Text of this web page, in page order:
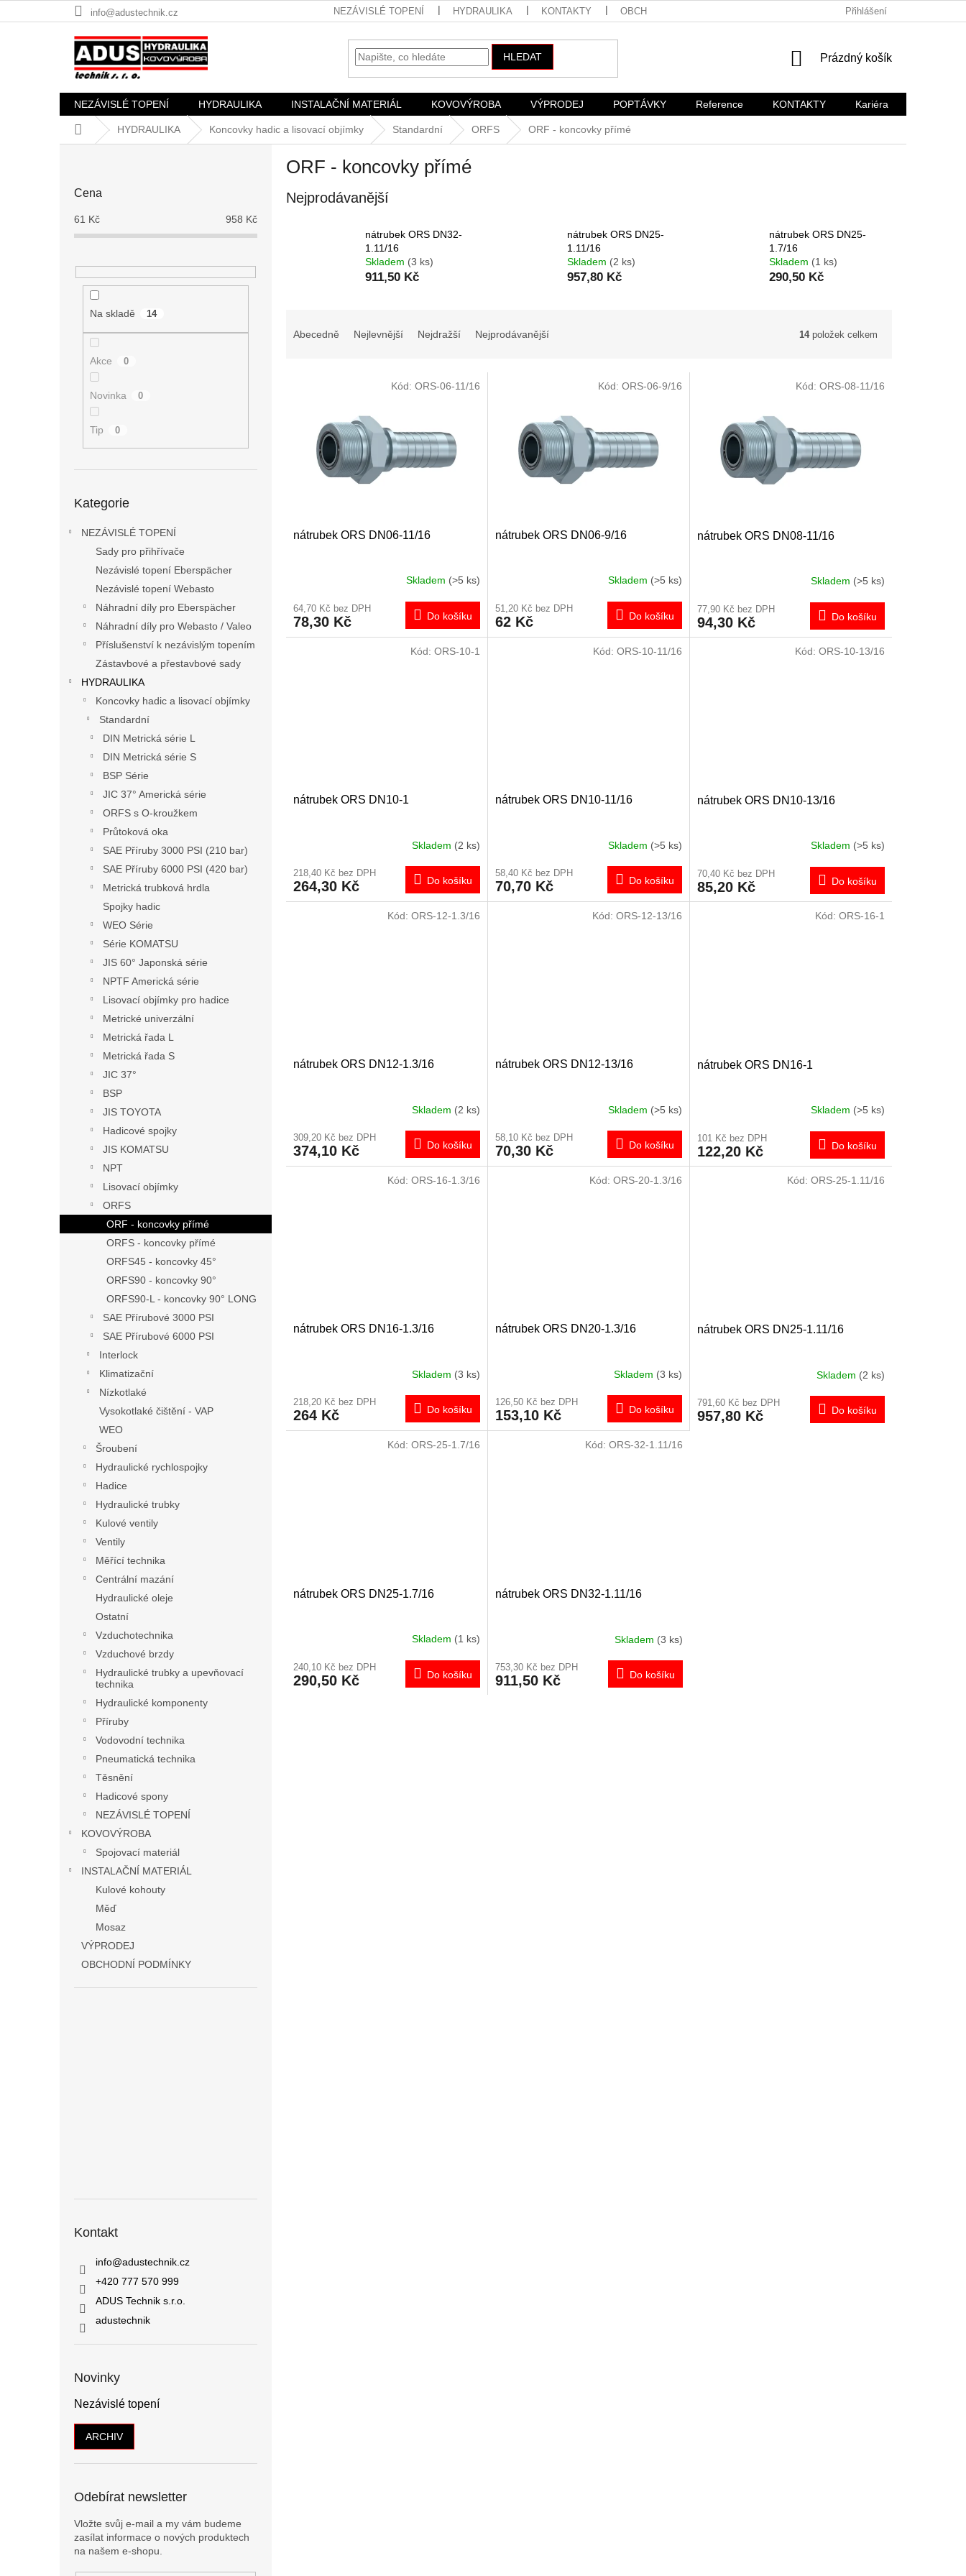
na
info@adustechnik.cz NEZÁVISLÉ TOPENÍ HYDRAULIKA KONTAKTY OBCHODNÍ PODMÍNKY Přihlášení
HLEDAT
NÁKUPNÍ
Prázdný košík
NEZÁVISLÉ TOPENÍ HYDRAULIKA INSTALAČNÍ MATERIÁL KOVOVÝROBA VÝPRODEJ POPTÁVKY Reference KONTAKTY Kariéra
Domů HYDRAULIKA Koncovky hadic a lisovací objímky Standardní ORFS ORF - koncovky přímé
Cena
61 Kč 958 Kč
Na skladě 14
Akce 0
Novinka 0
Tip 0
kategorie
Kategorie
NEZÁVISLÉ TOPENÍ
Sady pro přihřívače
Nezávislé topení Eberspächer
Nezávislé topení Webasto
Náhradní díly pro Eberspächer
Náhradní díly pro Webasto / Valeo
Příslušenství k nezávislým topením
Zástavbové a přestavbové sady
HYDRAULIKA
Koncovky hadic a lisovací objímky
Standardní
DIN Metrická série L
DIN Metrická série S
BSP Série
JIC 37° Americká série
ORFS s O-kroužkem
Průtoková oka
SAE Příruby 3000 PSI (210 bar)
SAE Příruby 6000 PSI (420 bar)
Metrická trubková hrdla
Spojky hadic
WEO Série
Série KOMATSU
JIS 60° Japonská série
NPTF Americká série
Lisovací objímky pro hadice
Metrické univerzální
Metrická řada L
Metrická řada S
JIC 37°
BSP
JIS TOYOTA
Hadicové spojky
JIS KOMATSU
NPT
Lisovací objímky
ORFS
ORF - koncovky přímé
ORFS - koncovky přímé
ORFS45 - koncovky 45°
ORFS90 - koncovky 90°
ORFS90-L - koncovky 90° LONG
SAE Přírubové 3000 PSI
SAE Přírubové 6000 PSI
Interlock
Klimatizační
Nízkotlaké
Vysokotlaké čištění - VAP
WEO
Šroubení
Hydraulické rychlospojky
Hadice
Hydraulické trubky
Kulové ventily
Ventily
Měřící technika
Centrální mazání
Hydraulické oleje
Ostatní
Vzduchotechnika
Vzduchové brzdy
Hydraulické trubky a upevňovací
technika
Hydraulické komponenty
Příruby
Vodovodní technika
Pneumatická technika
Těsnění
Hadicové spony
NEZÁVISLÉ TOPENÍ
KOVOVÝROBA
Spojovací materiál
INSTALAČNÍ MATERIÁL
Kulové kohouty
Měď
Mosaz
VÝPRODEJ
OBCHODNÍ PODMÍNKY
Kontakt
info@adustechnik.cz
+420 777 570 999
ADUS Technik s.r.o.
adustechnik
Novinky
Nezávislé topení
ARCHIV
Odebírat newsletter
Vložte svůj e-mail a my vám budeme
zasílat informace o nových produktech
na našem e-shopu.
ORF - koncovky přímé
Nejprodávanější
nátrubek ORS DN32-
1.11/16
Skladem (3 ks)
911,50 Kč
nátrubek ORS DN25-
1.11/16
Skladem (2 ks)
957,80 Kč
nátrubek ORS DN25-
1.7/16
Skladem (1 ks)
290,50 Kč
Abecedně Nejlevnější Nejdražší Nejprodávanější 14položek celkem
nátrubek ORS DN06-11/16
Skladem (>5 ks)
64,70 Kč bez DPH
78,30 Kč Do košíku
Kód: ORS-06-11/16
nátrubek ORS DN06-9/16
Skladem (>5 ks)
51,20 Kč bez DPH
62 Kč Do košíku
Kód: ORS-06-9/16
nátrubek ORS DN08-11/16
Skladem (>5 ks)
77,90 Kč bez DPH
94,30 Kč Do košíku
Kód: ORS-08-11/16
nátrubek ORS DN10-1
Skladem (2 ks)
218,40 Kč bez DPH
264,30 Kč Do košíku
Kód: ORS-10-1
nátrubek ORS DN10-11/16
Skladem (>5 ks)
58,40 Kč bez DPH
70,70 Kč Do košíku
Kód: ORS-10-11/16
nátrubek ORS DN10-13/16
Skladem (>5 ks)
70,40 Kč bez DPH
85,20 Kč Do košíku
Kód: ORS-10-13/16
nátrubek ORS DN12-1.3/16
Skladem (2 ks)
309,20 Kč bez DPH
374,10 Kč Do košíku
Kód: ORS-12-1.3/16
nátrubek ORS DN12-13/16
Skladem (>5 ks)
58,10 Kč bez DPH
70,30 Kč Do košíku
Kód: ORS-12-13/16
nátrubek ORS DN16-1
Skladem (>5 ks)
101 Kč bez DPH
122,20 Kč Do košíku
Kód: ORS-16-1
nátrubek ORS DN16-1.3/16
Skladem (3 ks)
218,20 Kč bez DPH
264 Kč Do košíku
Kód: ORS-16-1.3/16
nátrubek ORS DN20-1.3/16
Skladem (3 ks)
126,50 Kč bez DPH
153,10 Kč Do košíku
Kód: ORS-20-1.3/16
nátrubek ORS DN25-1.11/16
Skladem (2 ks)
791,60 Kč bez DPH
957,80 Kč Do košíku
Kód: ORS-25-1.11/16
nátrubek ORS DN25-1.7/16
Skladem (1 ks)
240,10 Kč bez DPH
290,50 Kč Do košíku
Kód: ORS-25-1.7/16
nátrubek ORS DN32-1.11/16
Skladem (3 ks)
753,30 Kč bez DPH
911,50 Kč Do košíku
Kód: ORS-32-1.11/16